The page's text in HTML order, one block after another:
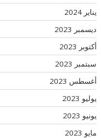
يناير 2024
ديسمبر 2023
أكتوبر 2023
سبتمبر 2023
أغسطس 2023
يوليو 2023
يونيو 2023
مايو 2023